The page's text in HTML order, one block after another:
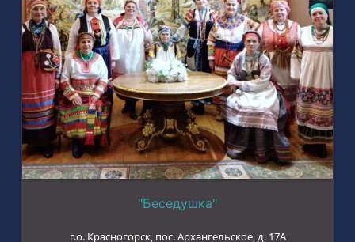
"Беседушка"
г.о. Красногорск, пос. Архангельское, д. 17А